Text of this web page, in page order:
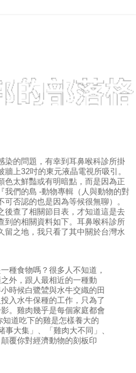
染的問題，有幸到耳鼻喉科診所掛
牆上32吋的東元液晶電視所吸引。
色太鮮豔或有明暗點，而是因為正
我們的島 -動物專輯（人與動物的對
否認的也是因為等候很無聊）。
後查了相關節目表，才知道這是去
到的相關資料如下。耳鼻喉科診所
留之地，我只看了其中關於台灣水
種食物嗎？很多人不知道，
外，跟人最相近的一種動
時候白鷺鷥與水牛交織的田
入水牛保種的工作，只為了
。雞肉幾乎是每個家庭都會
知道吃下的雞是怎樣養大的
事大集」、「雞肉大不同」、
顛覆你對經濟動物的刻板印